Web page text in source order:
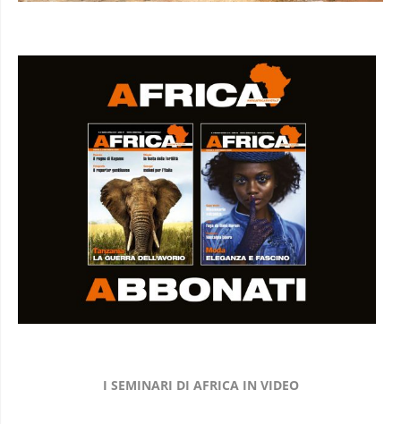
I SEMINARI DI AFRICA IN VIDEO